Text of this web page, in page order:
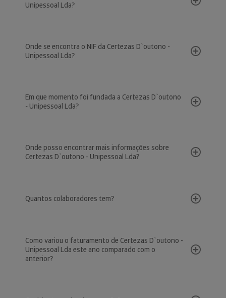
Unipessoal Lda?
Onde se encontra o NIF da Certezas D`outono -
Unipessoal Lda?
Em que momento foi fundada a Certezas D`outono
- Unipessoal Lda?
Onde posso encontrar mais informações sobre
Certezas D`outono - Unipessoal Lda?
Quantos colaboradores tem?
Como variou o faturamento de Certezas D`outono -
Unipessoal Lda este ano comparado com o
anterior?